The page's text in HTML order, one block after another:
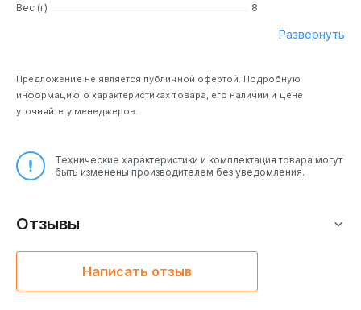
Вес (г)
8
Развернуть
Предложение не является публичной офертой. Подробную
информацию о характеристиках товара, его наличии и цене
уточняйте у менеджеров.
Технические характеристики и комплектация товара могут
быть изменены производителем без уведомления.
Отзывы
Написать отзыв